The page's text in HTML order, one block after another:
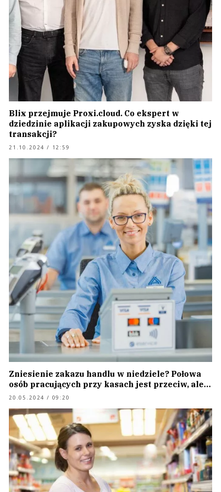
Blix przejmuje Proxi.cloud. Co ekspert w
dziedzinie aplikacji zakupowych zyska dzięki tej
transakcji?
21.10.2024 / 12:59
Zniesienie zakazu handlu w niedziele? Połowa
osób pracujących przy kasach jest przeciw, ale…
20.05.2024 / 09:20